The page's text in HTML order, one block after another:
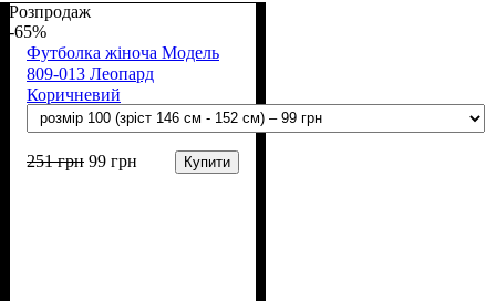
Розпродаж
-65%
Футболка жіноча Модель
809-013 Леопард
Коричневий
251грн 99 грн Купити